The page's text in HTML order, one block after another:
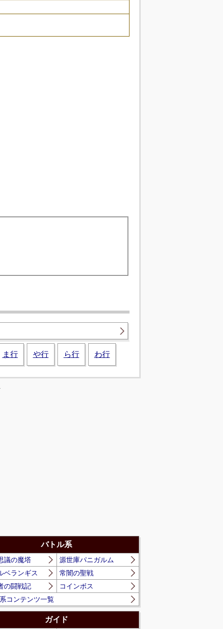
ま行 や行 ら行 わ行
バトル系
議の魔塔
源世庫パニガルム
ベランギス
常闇の聖戦
の闘戦記
コインボス
コンテンツ一覧
ガイド